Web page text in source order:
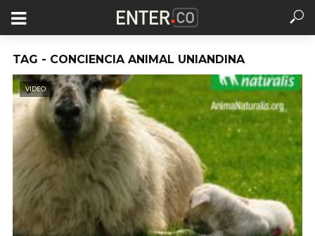
TAG - CONCIENCIA ANIMAL UNIANDINA
VIDEO